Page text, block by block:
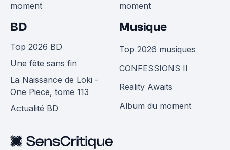
moment
moment
BD
Top 2026 BD
Une fête sans fin
La Naissance de Loki -
One Piece, tome 113
Actualité BD
Musique
Top 2026 musiques
CONFESSIONS II
Reality Awaits
Album du moment